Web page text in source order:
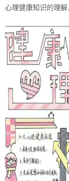
心理健康知识的理解